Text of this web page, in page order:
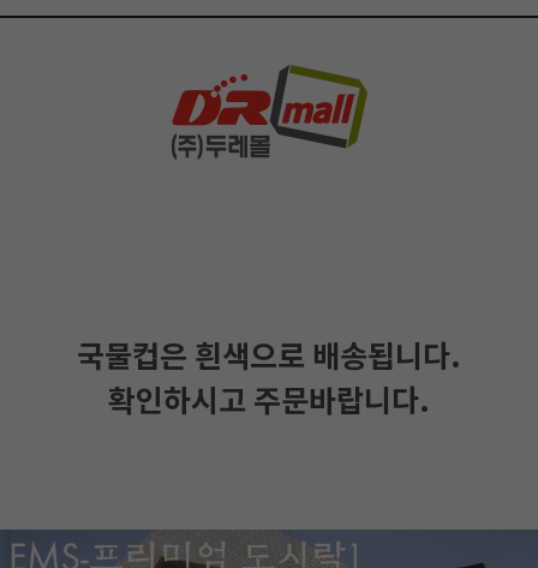
국물컵은 흰색으로 배송됩니다.
확인하시고 주문바랍니다.